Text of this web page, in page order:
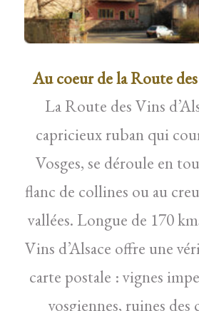
Au coeur de la Route
La Route des Vins
capricieux ruban qui
Vosges, se déroule en
flanc de collines ou au
vallées. Longue de 170
Vins d’Alsace offre une
carte postale : vignes
vosgiennes, ruines des